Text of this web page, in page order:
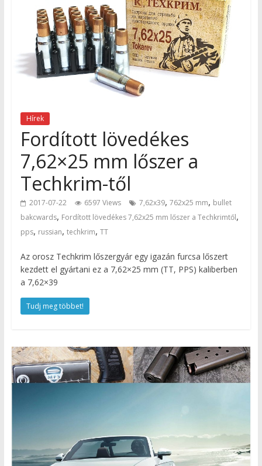
Hírek
Fordított lövedékes
7,62×25 mm lőszer a
Techkrim-től
2017-07-22 6597 Views 7,62x39, 762x25 mm, bullet
bakcwards, Fordított lövedékes 7,62x25 mm lőszer a Techkrimtől,
pps, russian, techkrim, TT
Az orosz Techkrim lőszergyár egy igazán furcsa lőszert
kezdett el gyártani ez a 7,62×25 mm (TT, PPS) kaliberben
a 7,62×39
Tudj meg többet!